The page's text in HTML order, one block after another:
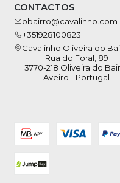
CONTACTOS
obairro@cavalinho.com
+351928100823
Cavalinho Oliveira do
Rua do Foral, 89
3770-218 Oliveira do
Aveiro - Portugal